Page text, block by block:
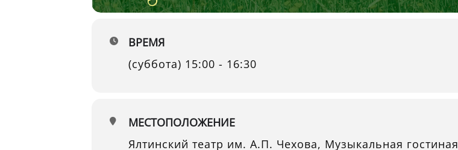
ВРЕМЯ
(суббота) 15:00 - 16:30
МЕСТОПОЛОЖЕНИЕ
Ялтинский театр им. А.П. Чехова, Музыкальная гостиная